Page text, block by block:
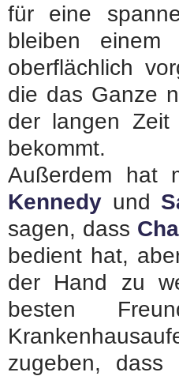
für eine
bleiben
oberflächlich
die das Ganze
der langen Zeit
bekommt.
Außerdem hat
Kennedy und
sagen, dass
bedient hat,
der Hand zu
besten
zugeben,